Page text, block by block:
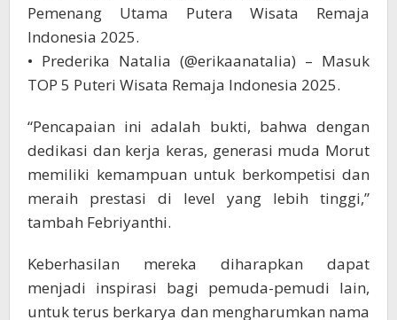
Pemenang Utama Putera Wisata Remaja
Indonesia 2025.
• Prederika Natalia (@erikaanatalia) – Masuk
TOP 5 Puteri Wisata Remaja Indonesia 2025.
“Pencapaian ini adalah bukti, bahwa dengan
dedikasi dan kerja keras, generasi muda Morut
memiliki kemampuan untuk berkompetisi dan
meraih prestasi di level yang lebih tinggi,”
tambah Febriyanthi.
Keberhasilan mereka diharapkan dapat
menjadi inspirasi bagi pemuda-pemudi lain,
untuk terus berkarya dan mengharumkan nama